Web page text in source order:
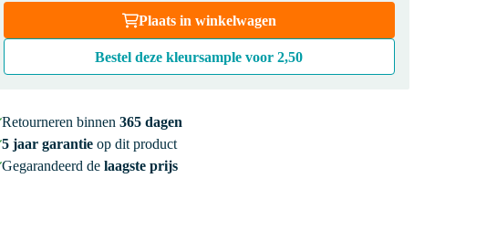
Plaats in winkelwagen
Bestel deze kleursample voor2,50
Retourneren binnen 365 dagen
5 jaar garantieop dit product
Gegarandeerd de laagste prijs